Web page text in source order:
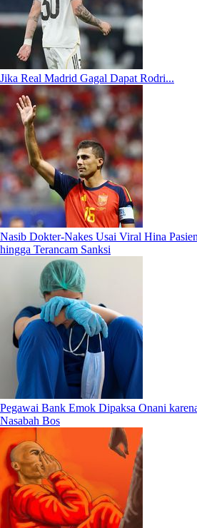
Jika Real Madrid Gagal Dapat Rodri...
Nasib Dokter-Nakes Usai Viral Hina
hingga Terancam Sanksi
Pegawai Bank Emok Dipaksa Onani
Nasabah Bos